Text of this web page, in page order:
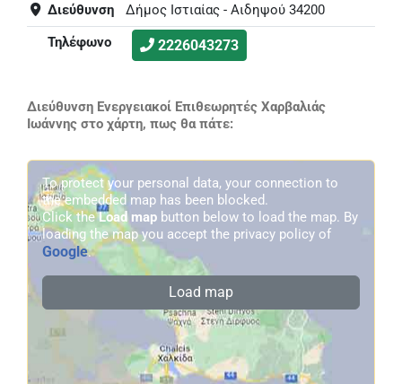
Διεύθυνση
Δήμος Ιστιαίας - Αιδηψού 34200
Τηλέφωνο
2226043273
Διεύθυνση Ενεργειακοί Επιθεωρητές Χαρβαλιάς
Ιωάννης στο χάρτη, πως θα πάτε:
To protect your personal data, your connection to
the embedded map has been blocked.
Click theLoad map button below to load the map. By
loading the map you accept the privacy policy of
Google.
Load map